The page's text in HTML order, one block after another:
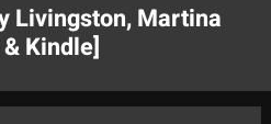
Livingston, Martina
Kindle]